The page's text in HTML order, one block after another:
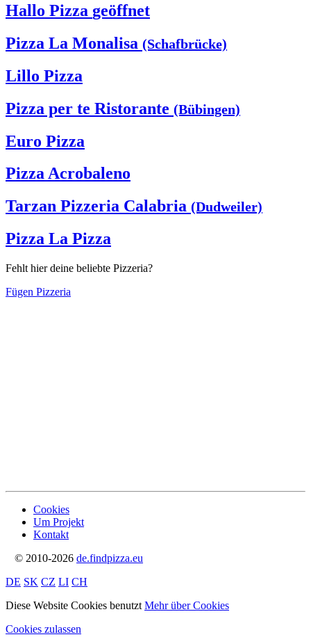
Hallo Pizza geöffnet
Pizza La Monalisa (Schafbrücke)
Lillo Pizza
Pizza per te Ristorante (Bübingen)
Euro Pizza
Pizza Acrobaleno
Tarzan Pizzeria Calabria (Dudweiler)
Pizza La Pizza
Fehlt hier deine beliebte Pizzeria?
Fügen Pizzeria
Cookies
Um Projekt
Kontakt
© 2010-2026 de.findpizza.eu
DE SK CZ LI CH
Diese Website Cookies benutzt Mehr über Cookies
Cookies zulassen